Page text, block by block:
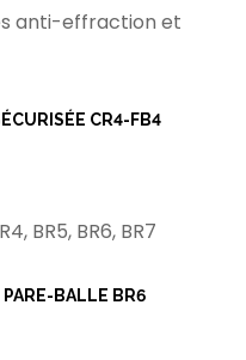
CR4-FB4
BALLE BR6